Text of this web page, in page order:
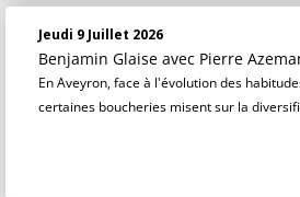
Jeudi 9 Juillet 2026
Benjamin Glaise avec Pierre
En Aveyron, face à l'évolution des
certaines boucheries misent sur la